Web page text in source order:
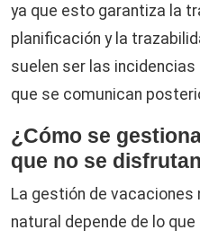
ya que esto garantiza la
planificación y la
suelen ser las
que se comunican
¿Cómo se
que no se
La gestión de
natural depende de lo